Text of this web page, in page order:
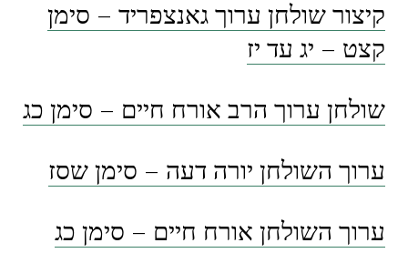
קיצור שולחן ערוך גאנצפריד – סימן
קצט – יג עד יז
שולחן ערוך הרב אורח חיים – סימן כג
ערוך השולחן יורה דעה – סימן שסז
ערוך השולחן אורח חיים – סימן כג